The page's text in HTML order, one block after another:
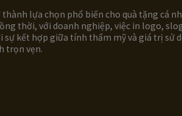
lựa chọn phổ biến cho quà tặng cá
thời, với doanh nghiệp, việc in logo,
sự kết hợp giữa tính thẩm mỹ và giá trị
trọn vẹn.